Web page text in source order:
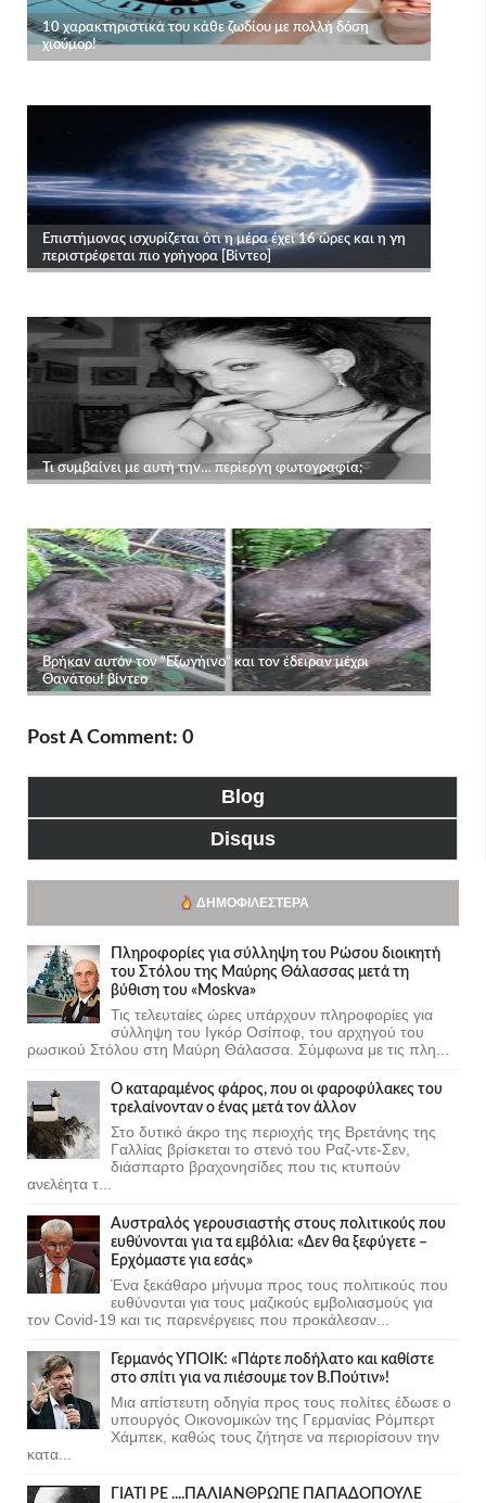
Post A Comment: 0
Blog
Disqus
ΔΗΜΟΦΙΛΈΣΤΕΡΑ
Πληροφορίες για σύλληψη του Ρώσου διοικητή
του Στόλου της Mαύρης Θάλασσας μετά τη
βύθιση του «Moskva»
Τις τελευταίες ώρες υπάρχουν πληροφορίες για
σύλληψη του Ιγκόρ Οσίποφ, του αρχηγού του
ρωσικού Στόλου στη Μαύρη Θάλασσα. Σύμφωνα με τις πλη...
Ο καταραμένος φάρος, που οι φαροφύλακες του
τρελαίνονταν ο ένας μετά τον άλλον
Στο δυτικό άκρο της περιοχής της Βρετάνης της
Γαλλίας βρίσκεται το στενό του Ραζ-ντε-Σεν,
διάσπαρτο βραχονησίδες που τις κτυπούν
ανελέητα τ...
Αυστραλός γερουσιαστής στους πολιτικούς που
ευθύνονται για τα εμβόλια: «Δεν θα ξεφύγετε –
Ερχόμαστε για εσάς»
Ένα ξεκάθαρο μήνυμα προς τους πολιτικούς που
ευθύνονται για τους μαζικούς εμβολιασμούς για
τον Covid-19 και τις παρενέργειες που προκάλεσαν...
Γερμανός ΥΠΟΙΚ: «Πάρτε ποδήλατο και καθίστε
στο σπίτι για να πιέσουμε τον Β.Πούτιν»!
Μια απίστευτη οδηγία προς τους πολίτες έδωσε ο
υπουργός Οικονομικών της Γερμανίας Ρόμπερτ
Χάμπεκ, καθώς τους ζήτησε να περιορίσουν την
κατα...
ΓΙΑΤΙ ΡΕ ....ΠΑΛΙΑΝΘΡΩΠΕ ΠΑΠΑΔΟΠΟΥΛΕ